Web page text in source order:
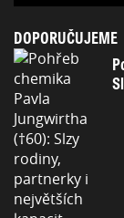
DOPORUČUJEME